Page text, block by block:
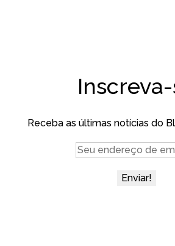
Receba as últimas notícias do